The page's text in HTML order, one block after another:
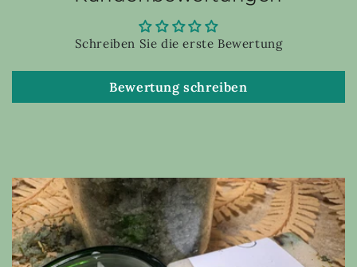
Schreiben Sie die erste Bewertung
Bewertung schreiben